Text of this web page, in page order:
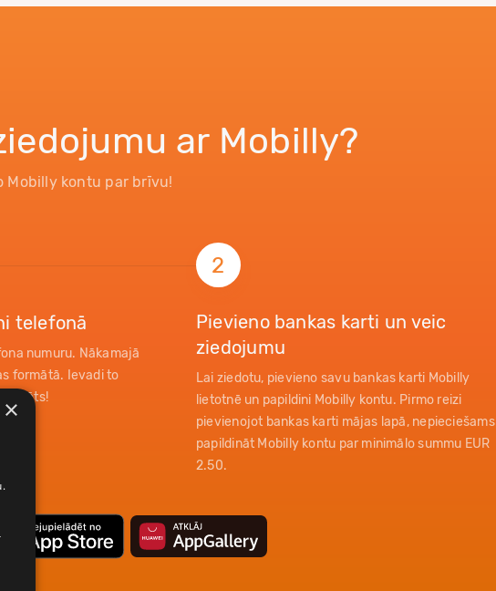
ar Mobilly?
Mobilly kontu par brīvu!
telefonā
numuru. Nākamajā
formātā. Ievadi to
2
Pievieno bankas karti un veic
ziedojumu
Lai ziedotu, pievieno savu bankas karti Mobilly
lietotnē un papildini Mobilly kontu. Pirmo reizi
pievienojot bankas karti mājas lapā, nepieciešams
papildināt Mobilly kontu par minimālo summu EUR
2.50.
×